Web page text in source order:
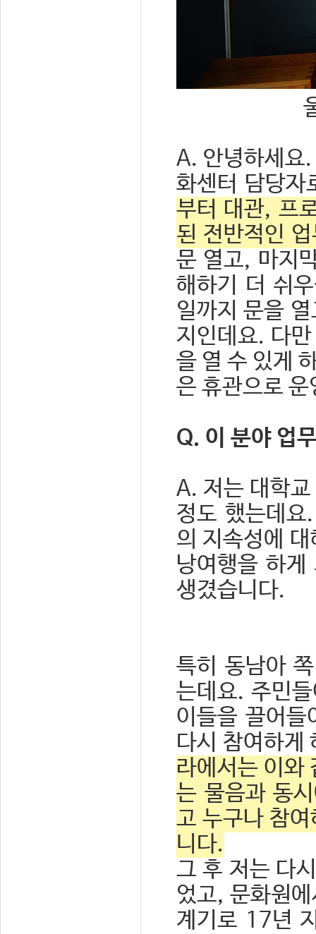
A. 안녕하세요
화센터 담당
부터 대관, 프
된 전반적인
문 열고, 마지
해하기 더 쉬
일까지 문을
지인데요. 다
을 열 수 있게
은 휴관으로
Q. 이 분야 업
A. 저는 대학
정도 했는데
의 지속성에
낭여행을 하
생겼습니다.
특히 동남아
는데요. 주민
이들을 끌어들
다시 참여하게
라에서는 이와
는 물음과 동
고 누구나 참
니다.
그 후 저는 다
었고, 문화원
계기로 17년